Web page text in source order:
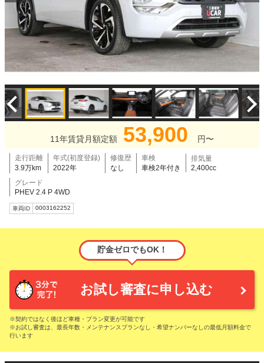
11年賃貸月額定額 53,900 円〜
走行距離
3.9万km
年式(初度登録)
2022年
修復歴
なし
車検
車検2年付き
排気量
2,400cc
グレード
PHEV 2.4 P 4WD
車両ID 0003162252
貯金ゼロでもOK！
お試し審査に申し込む
※契約ではなく後ほど車種・プラン変更が可能です
※お試し審査は、最長年数・メンテナンスプランなし・希望ナンバーなしの最低月額料金で
行います